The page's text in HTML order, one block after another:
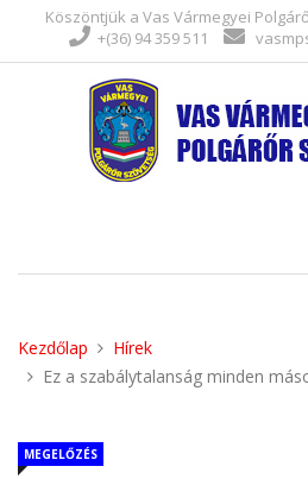
Köszöntjük a Vas Vármegyei
+(36) 94 359 511
Kezdőlap
Hírek
Ez a szabálytalanság minden
MEGELŐZÉS